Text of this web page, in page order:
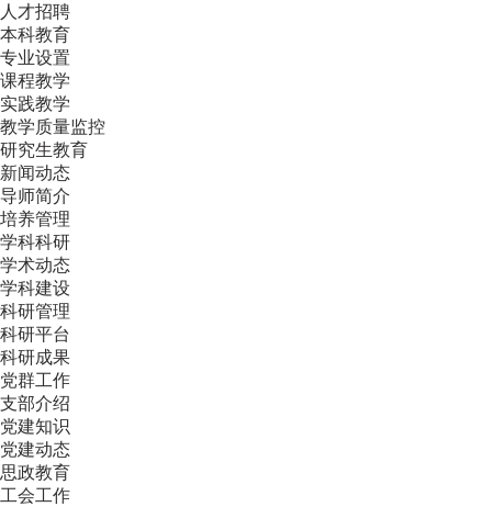
人才招聘
本科教育
专业设置
课程教学
实践教学
教学质量监控
研究生教育
新闻动态
导师简介
培养管理
学科科研
学术动态
学科建设
科研管理
科研平台
科研成果
党群工作
支部介绍
党建知识
党建动态
思政教育
工会工作